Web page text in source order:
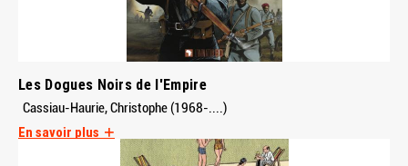
Les Dogues Noirs de l'Empire
Cassiau-Haurie, Christophe (1968-....)
En savoir plus